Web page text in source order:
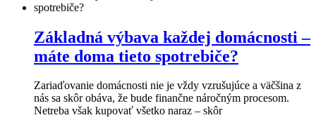
Základná výbava každej domácnosti –
máte doma tieto spotrebiče?
Zariaďovanie domácnosti nie je vždy vzrušujúce a väčšina z
nás sa skôr obáva, že bude finančne náročným procesom.
Netreba však kupovať všetko naraz – skôr